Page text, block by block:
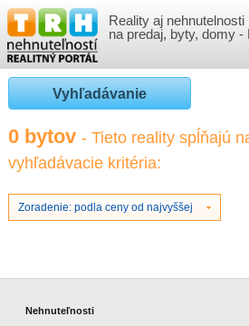
Reality aj nehnutelnosti
na predaj, byty, domy -
NEHNUTEĽNOSTI
BYTY
NOVOSTAVBY
NEBYTOVÉ PRIESTORY
VLOŽIŤ NEHNUTEĽNOSTI
PRIHLÁSENIE
REGISTRÁCIA
VÝVOJ CIEN REALÍT
ČLÁNKY O REALITÁCH
Vyhľadávanie
0 bytov - Tieto reality spĺňajú
vyhľadávacie kritéria:
Zoradenie: podla ceny od najvyššej
Nehnuteľnosti